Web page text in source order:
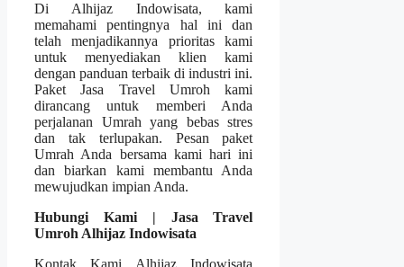
Di Alhijaz Indowisata, kami
memahami pentingnya hal ini dan
telah menjadikannya prioritas kami
untuk menyediakan klien kami
dengan panduan terbaik di industri ini.
Paket Jasa Travel Umroh kami
dirancang untuk memberi Anda
perjalanan Umrah yang bebas stres
dan tak terlupakan. Pesan paket
Umrah Anda bersama kami hari ini
dan biarkan kami membantu Anda
mewujudkan impian Anda.
Hubungi Kami | Jasa Travel
Umroh Alhijaz Indowisata